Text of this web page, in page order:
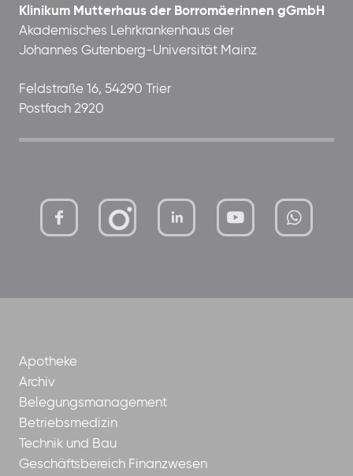
Klinikum Mutterhaus der Borromäerinnen gGmbH
Akademisches Lehrkrankenhaus der
Johannes Gutenberg-Universität Mainz
Feldstraße 16, 54290 Trier
Postfach 2920
mutterhaus-xMBTtqOwC1KKBww
Apotheke
Archiv
Belegungsmanagement
Betriebsmedizin
Technik und Bau
Geschäftsbereich Finanzwesen